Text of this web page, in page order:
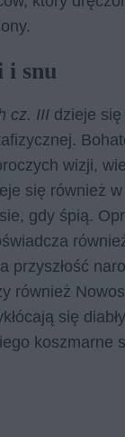
snu
cz. III dzieje się
wizji,
się również
gdy śpią.
przyszłość
również
się
koszmarne